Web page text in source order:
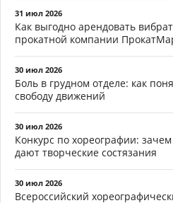
31 июл 2026
Как выгодно арендовать
прокатной компании
30 июл 2026
Боль в грудном отделе: как
свободу движений
30 июл 2026
Конкурс по хореографии:
дают творческие состязания
30 июл 2026
Всероссийский